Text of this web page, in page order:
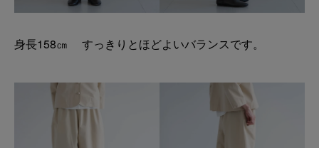
身長158㎝ すっきりとほどよいバランスです。